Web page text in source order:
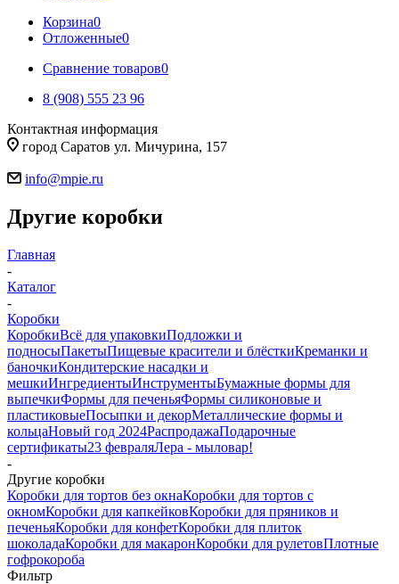
Корзина0
Отложенные0
Сравнение товаров0
8 (908) 555 23 96
Контактная информация
город Саратов ул. Мичурина, 157
info@mpie.ru
Другие коробки
Главная
-
Каталог
-
Коробки
КоробкиВсё для упаковкиПодложки и
подносыПакетыПищевые красители и блёсткиКреманки и
баночкиКондитерские насадки и
мешкиИнгредиентыИнструментыБумажные формы для
выпечкиФормы для печеньяФормы силиконовые и
пластиковыеПосыпки и декорМеталлические формы и
кольцаНовый год 2024РаспродажаПодарочные
сертификаты23 февраляЛера - мыловар!
-
Другие коробки
Коробки для тортов без окнаКоробки для тортов с
окномКоробки для капкейковКоробки для пряников и
печеньяКоробки для конфетКоробки для плиток
шоколадаКоробки для макаронКоробки для рулетовПлотные
гофрокороба
Фильтр